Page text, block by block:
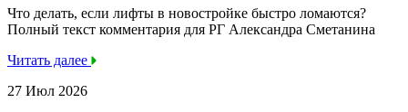
Что делать, если лифты в новостройке быстро ломаются?
Полный текст комментария для РГ Александра Сметанина
Читать далее
27 Июл 2026